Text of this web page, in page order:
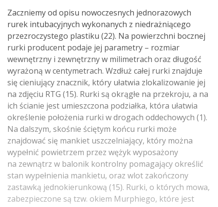
Zaczniemy od opisu nowoczesnych jednorazowych
rurek intubacyjnych wykonanych z niedrażniącego
przezroczystego plastiku (22). Na powierzchni bocznej
rurki producent podaje jej parametry – rozmiar
wewnętrzny i zewnętrzny w milimetrach oraz długość
wyrażoną w centymetrach. Wzdłuż całej rurki znajduje
się cieniujący znacznik, który ułatwia zlokalizowanie jej
na zdjęciu RTG (15). Rurki są okrągłe na przekroju, a na
ich ścianie jest umieszczona podziałka, która ułatwia
określenie położenia rurki w drogach oddechowych (1).
Na dalszym, skośnie ściętym końcu rurki może
znajdować się mankiet uszczelniający, który można
wypełnić powietrzem przez wężyk wyposażony
na zewnątrz w balonik kontrolny pomagający określić
stan wypełnienia mankietu, oraz wlot zakończony
zastawką jednokierunkową (15). Rurki, o których mowa,
zabezpieczone są tzw. okiem Murphiego, które jest